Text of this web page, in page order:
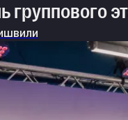
группового